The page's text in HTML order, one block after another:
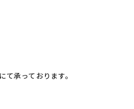
て承っております。